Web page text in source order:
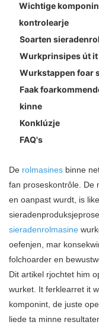
Wichtige
kontrolearje
Soarten
Wurkprinsipes út
Wurkstappen foar
Faak
kinne
Konklúzje
FAQ's
De rolmasines binne
fan proseskontrôle. De
en oanpast wurdt, is
sieradenrolmasine
oefenjen, mar
folchoarder en
Dit artikel rjochtet him
wurket. It ferklearret it
komponint, de juste
liede ta minne